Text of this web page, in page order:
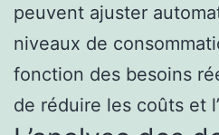
peuvent ajuster
niveaux de
fonction des besoins
de réduire les coûts et